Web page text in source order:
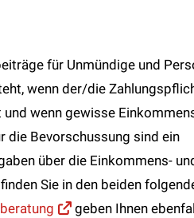
für Unmündige und
wenn der/die
wenn gewisse
die Bevorschussung sind ein
über die Einkommens-
Sie in den beiden
geben Ihnen